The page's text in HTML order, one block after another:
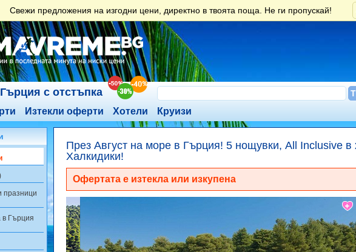
Свежи предложения на изгодни цени, директно в твоята поща. Не ги пропускай!
с отстъпка
Изтекли оферти Хотели Круизи
През Август на море в Гърция! 5 нощувки, All Inclusive в
Халкидики!
Офертата е изтекла или изкупена
празници
в Гърция